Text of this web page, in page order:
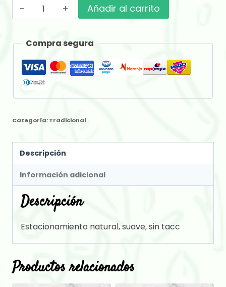
Cósmico
x
500
cantidad
Añadir al carrito
Compra segura
Categoría:Tradicional
Descripción
Información adicional
Descripción
Estacionamiento natural, suave, sin tacc
Productos relacionados